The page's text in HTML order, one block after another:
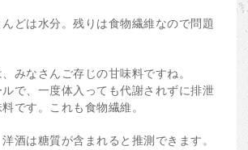
どは水分。残りは食物繊維なので問題
みなさんご存じの甘味料ですね。
で、一度体入っても代謝されずに排泄
です。これも食物繊維。
酒は糖質が含まれると推測できます。